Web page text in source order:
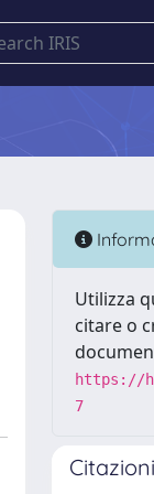
Utilizza
citare o
https://
7
Citazioni